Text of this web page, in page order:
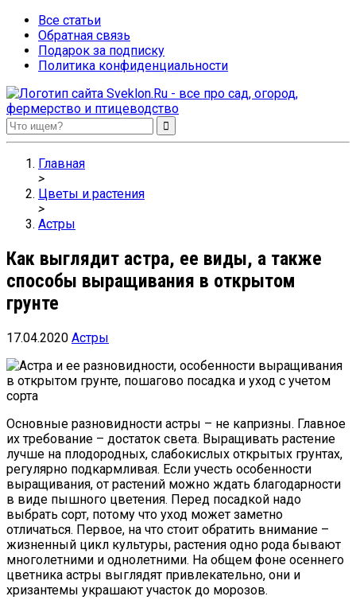
Все статьи
Обратная связь
Подарок за подписку
Политика конфиденциальности
Sveklon.Ru – все про сад, огород, фермерство и птицеводство
Главная
>
Цветы и растения
>
Астры
Как выглядит астра, ее виды, а также
способы выращивания в открытом
грунте
17.04.2020 Астры
Основные разновидности астры – не капризны. Главное
их требование – достаток света. Выращивать растение
лучше на плодородных, слабокислых открытых грунтах,
регулярно подкармливая. Если учесть особенности
выращивания, от растений можно ждать благодарности
в виде пышного цветения. Перед посадкой надо
выбрать сорт, потому что уход может заметно
отличаться. Первое, на что стоит обратить внимание –
жизненный цикл культуры, растения одно рода бывают
многолетними и однолетними. На общем фоне осеннего
цветника астры выглядят привлекательно, они и
хризантемы украшают участок до морозов.